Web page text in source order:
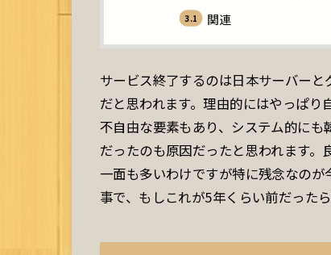
関連
サービス終了するのは日本サーバーと
だと思われます。理由的にはやっぱり
不自由な要素もあり、システム的に
だったのも原因だったと思われます
一面も多いわけですが特に残念なの
事で、もしこれが5年くらい前だった